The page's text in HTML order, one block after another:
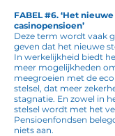
FABEL #6. ‘Het
casinopensioen’
Deze term wordt vaak
geven dat het nieuwe
In werkelijkheid biedt
meer mogelijkheden
meegroeien met de
stelsel, dat meer
stagnatie. En zowel in
stelsel wordt met het
Pensioenfondsen
niets aan.